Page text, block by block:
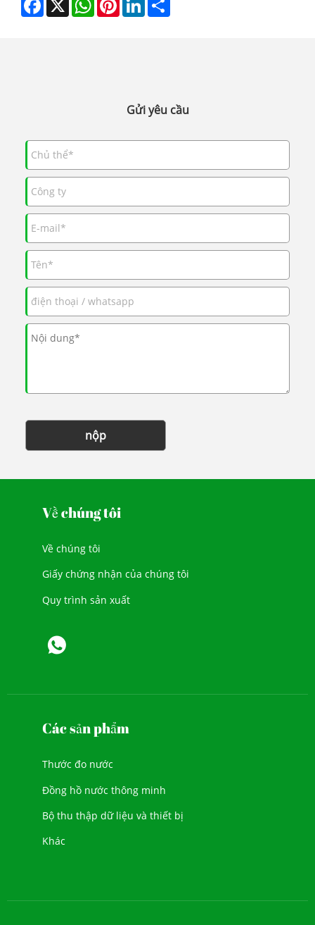
Gửi yêu cầu
nộp
Về chúng tôi
Về chúng tôi
Giấy chứng nhận của chúng tôi
Quy trình sản xuất
Các sản phẩm
Thước đo nước
Đồng hồ nước thông minh
Bộ thu thập dữ liệu và thiết bị
Khác